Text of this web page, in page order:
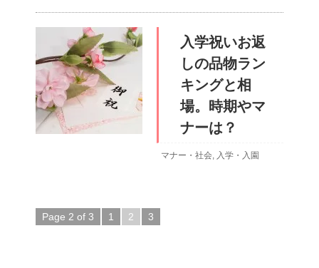
入学祝いお返
しの品物ラン
キングと相
場。時期やマ
ナーは？
マナー・社会, 入学・入園
Page 2 of 3 1 2 3